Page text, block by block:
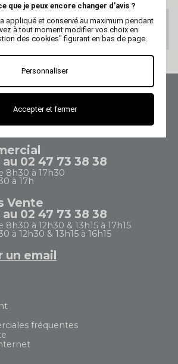
PAIEMENT 100%
SECURISE
réponses
02 47 73 38 38
8h30 à 17h30
à 17h
Vente
02 47 73 38 38
8h30 à 12h30 & 13h15 à 17h15
à 12h30 & 13h15 à 16h15
un email
fréquentes
que je peux encore changer d’avis ?
appliqué et conservé au maximum pendant
à tout moment modifier vos choix en
des cookies" figurant en bas de page.
Personnaliser
Accepter et fermer